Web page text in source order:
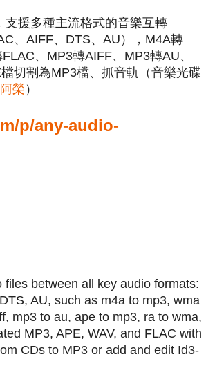
援多種主流格式的音樂互轉
、AIFF、DTS、AU），M4A轉
、MP3轉AIFF、MP3轉AU、
切割為MP3檔、抓音軌（音樂光碟
阿榮 ）
p/any-audio-
between all key audio formats:
AU, such as m4a to mp3, wma
mp3 to au, ape to mp3, ra to wma,
MP3, APE, WAV, and FLAC with
CDs to MP3 or add and edit Id3-